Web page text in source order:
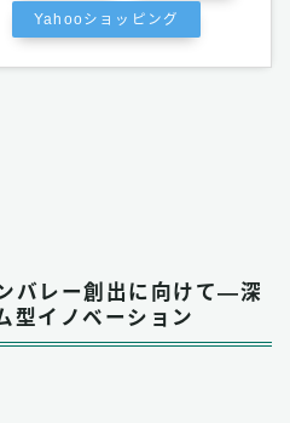
Yahooショッピング
バレー創出に向けて―深
型イノベーション